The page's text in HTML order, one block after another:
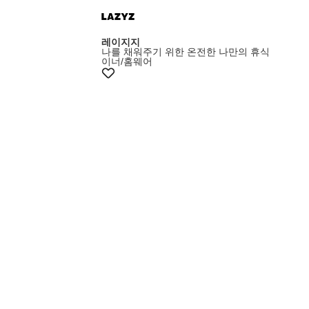
레이지지
나를 채워주기 위한 온전한 나만의 휴식
이너/홈웨어